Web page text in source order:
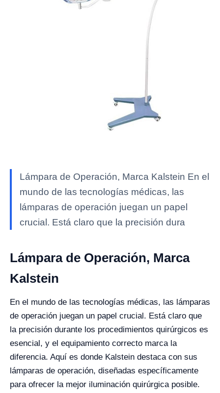
Lámpara de Operación, Marca Kalstein En el
mundo de las tecnologías médicas, las
lámparas de operación juegan un papel
crucial. Está claro que la precisión dura
Lámpara de Operación, Marca
Kalstein
En el mundo de las tecnologías médicas, las lámparas
de operación juegan un papel crucial. Está claro que
la precisión durante los procedimientos quirúrgicos es
esencial, y el equipamiento correcto marca la
diferencia. Aquí es donde Kalstein destaca con sus
lámparas de operación, diseñadas específicamente
para ofrecer la mejor iluminación quirúrgica posible.